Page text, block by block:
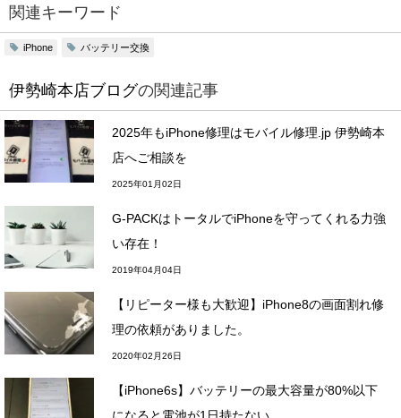
関連キーワード
iPhone バッテリー交換
伊勢崎本店ブログの関連記事
2025年もiPhone修理はモバイル修理.jp 伊勢崎本
店へご相談を
2025年01月02日
G-PACKはトータルでiPhoneを守ってくれる力強
い存在！
2019年04月04日
【リピーター様も大歓迎】iPhone8の画面割れ修
理の依頼がありました。
2020年02月26日
【iPhone6s】バッテリーの最大容量が80%以下
になると電池が1日持たない